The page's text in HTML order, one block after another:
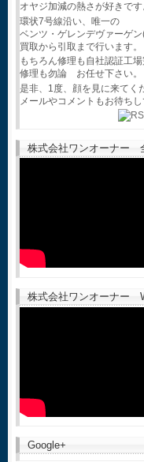
オヤジ加減の熱さが好きです
環状7号線沿い、唯一の
ベンツ・ゲレンデヴァーゲ
買取から引取まで行います。
もちろん修理も自社認証工
修理も勿論 お任せ下さい。
是非、1度、顔を見に来てく
メールやコメントもお待ちし
株式会社ワンオーナー
株式会社ワンオーナー
Google+